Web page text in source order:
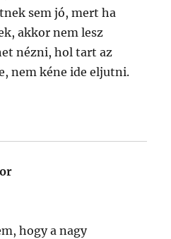
sem jó, mert ha
akkor nem lesz
nézni, hol tart az
nem kéne ide eljutni.
hogy a nagy